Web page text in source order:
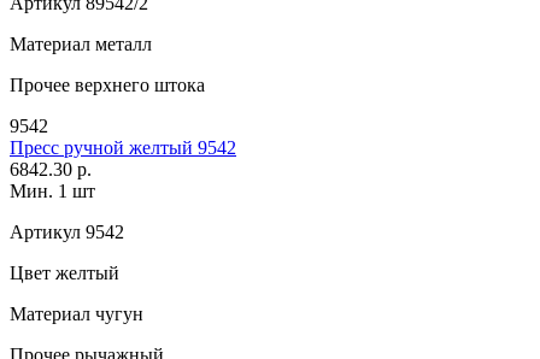
Материал металл
Прочее верхнего штока
9542
Пресс ручной желтый 9542
6842.30 р.
Мин. 1 шт
Артикул 9542
Цвет желтый
Материал чугун
Прочее рычажный